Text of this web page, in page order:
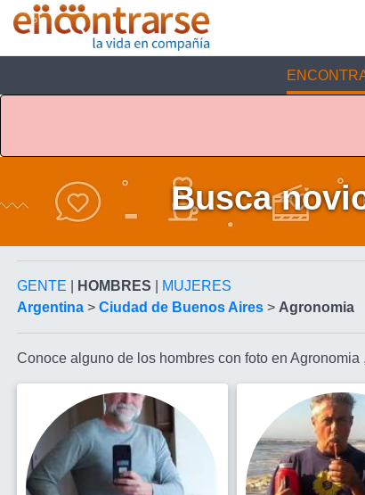
Busca
GENTE HOMBRES
MUJERES
Argentina > Ciudad de Buenos Aires > Agronomia
Conoce alguno de los hombres con foto en